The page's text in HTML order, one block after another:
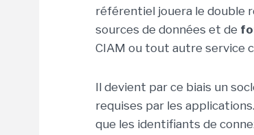
référentiel jouera le double
sources de données et de
CIAM ou tout autre service
Il devient par ce biais un
requises par les
que les identifiants de